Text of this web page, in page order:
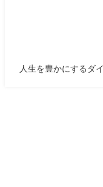
人生を豊かにするダ